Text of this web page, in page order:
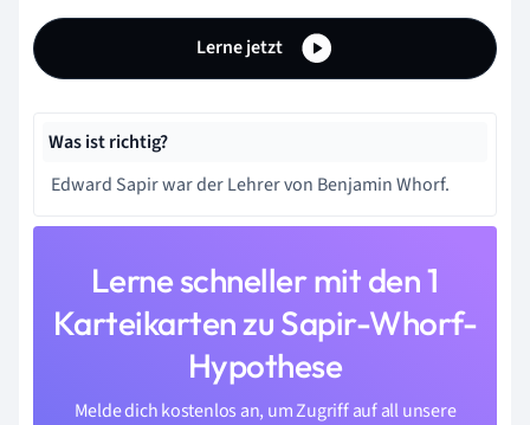
Lerne jetzt
Was ist richtig?
Edward Sapir war der Lehrer von Benjamin Whorf.
Lerne schneller mit den 1
Karteikarten zu Sapir-Whorf-
Hypothese
Melde dich kostenlos an, um Zugriff auf all unsere